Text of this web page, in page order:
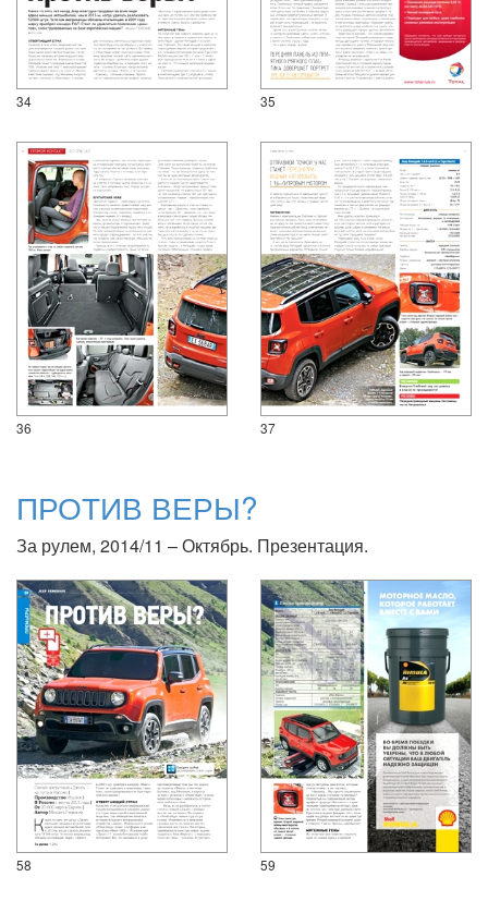
34 35
36 37
ПРОТИВ ВЕРЫ?
За рулем, 2014/11 – Октябрь. Презентация.
58 59